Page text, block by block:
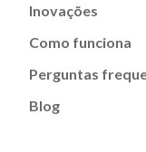
Inovações
Como funciona
Perguntas
Blog